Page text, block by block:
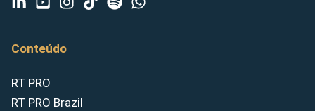
Conteúdo
RT PRO
RT PRO Brazil